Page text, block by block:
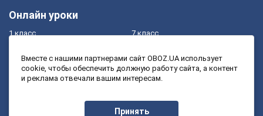
Онлайн уроки
1 класс
3 класс
7 класс
9 класс
Вместе с нашими партнерами сайт OBOZ.UA использует
cookie, чтобы обеспечить должную работу сайта, а контент
и реклама отвечали вашим интересам.
Принять